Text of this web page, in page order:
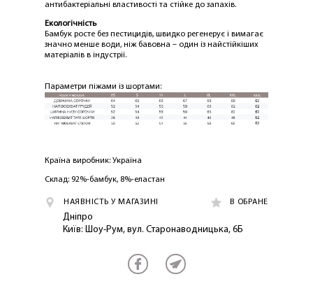
антибактеріальні властивості та стійке до запахів.
Екологічність
Бамбук росте без пестицидів, швидко регенерує і вимагає
значно менше води, ніж бавовна – один із найстійкіших
матеріалів в індустрії.
Параметри піжами із шортами:
Країна виробник: Україна
Склад: 92%-бамбук, 8%-еластан
НАЯВНІСТЬ У МАГАЗИНІ В ОБРАНЕ
Дніпро
Київ: Шоу-Рум, вул. Старонаводницька, 6Б
ОТРИМАТИ!